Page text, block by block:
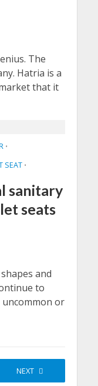
The
Hatria is a
that it
•
SEAT •
sanitary
seats
and
to
or
NEXT